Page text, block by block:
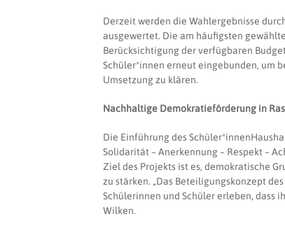
Derzeit werden die Wahlergebnisse
ausgewertet. Die am häufigsten
Berücksichtigung der verfügbaren
Schüler*innen erneut eingebunden, um
Umsetzung zu klären.
Nachhaltige Demokratieförderung in
Die Einführung des
Solidarität – Anerkennung – Respekt –
Ziel des Projekts ist es, demokratische
zu stärken. „Das Beteiligungskonzept
Schülerinnen und Schüler erleben, dass
Wilken.